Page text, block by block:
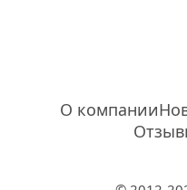
О компании